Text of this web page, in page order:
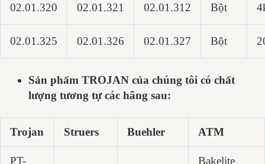
02.01.320 02.01.321 02.01.312 Bột
02.01.325 02.01.326 02.01.327 Bột
Sản phẩm TROJAN của chúng tôi có chất
lượng tương tự các hãng sau:
Trojan Struers Buehler ATM
PT- Bakelite